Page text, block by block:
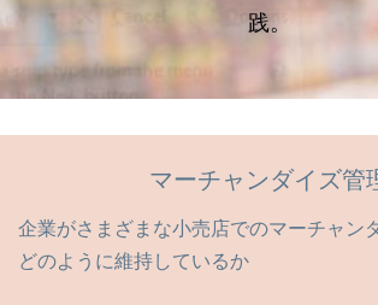
践。
マーチャンダイズ管
企業がさまざまな小売店でのマーチャン
どのように維持しているか